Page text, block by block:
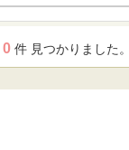
0 件 見つかりました